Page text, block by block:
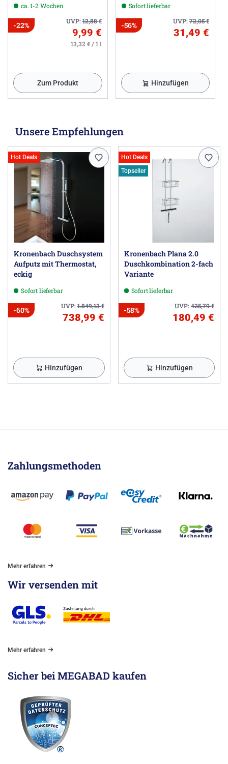
ca. 1-2 Wochen
UVP:12,88€
-22%
9,99 €
13,32 € / 1 l
Zum Produkt
Sofort lieferbar
UVP:72,05€
-56%
31,49 €
Hinzufügen
Unsere Empfehlungen
Hot Deals
Kronenbach Duschsystem
Aufputz mit Thermostat,
eckig
Sofort lieferbar
UVP:1.849,13€
-60%
738,99 €
Hinzufügen
Hot Deals
Topseller
Kronenbach Plana 2.0
Duschkombination 2-fach
Variante
Sofort lieferbar
UVP:425,79€
-58%
180,49 €
Hinzufügen
Zahlungsmethoden
Mehr erfahren
Wir versenden mit
Mehr erfahren
Sicher bei MEGABAD kaufen